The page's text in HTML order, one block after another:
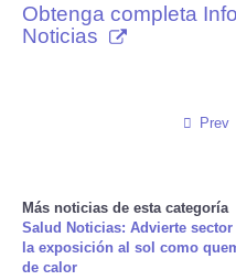
Press Releases
Social
Sports
Obtenga completa
Noticias
Prev
Más noticias de esta categoría
Salud Noticias: Advierte
la exposición al sol como
de calor